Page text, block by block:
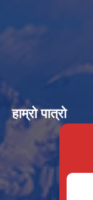
हाम्रो पात्रो